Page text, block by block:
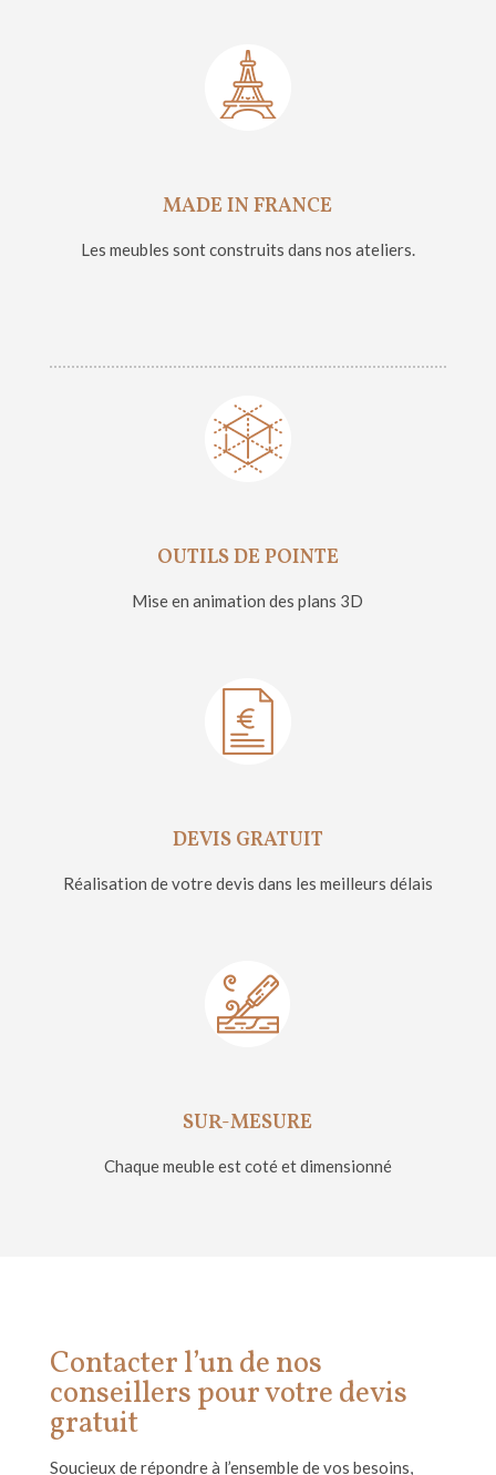
MADE IN FRANCE
Les meubles sont construits dans nos ateliers.
OUTILS DE POINTE
Mise en animation des plans 3D
DEVIS GRATUIT
Réalisation de votre devis dans les meilleurs délais
SUR-MESURE
Chaque meuble est coté et dimensionné
Contacter l’un de nos
conseillers pour votre devis
gratuit
Soucieux de répondreà l’ensemble de vos besoins,